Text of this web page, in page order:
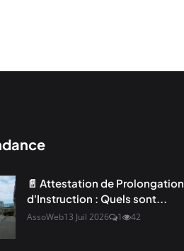
📄 Attestation de Prolongation
d'Instruction : Quels sont...
AssoWeb13 Juil 2026 1 42